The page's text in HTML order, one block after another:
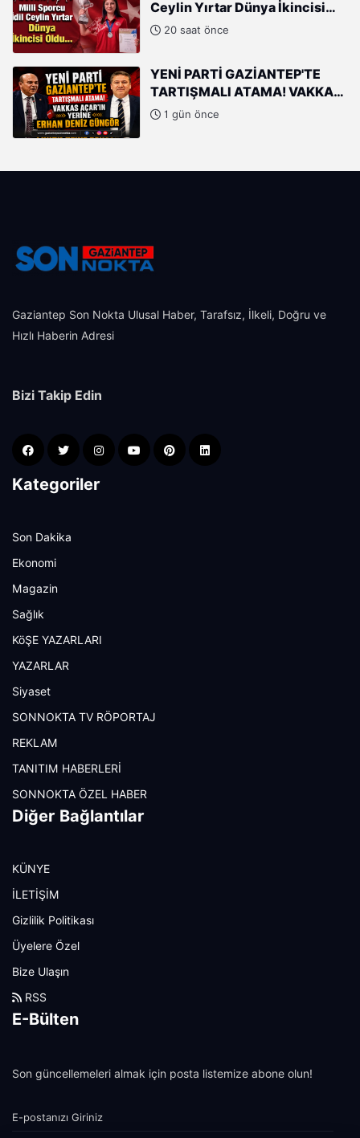
Ceylin Yırtar Dünya İkincisi
Oldu20 saat önce
YENİ PARTİ GAZİANTEP'TE
TARTIŞMALI ATAMA! VAKKAS
AÇAR'IN YERİNE ERHAN DENİZ
1 gün önce
Gaziantep Son Nokta Ulusal Haber, Tarafsız, İlkeli, Doğru ve
Hızlı Haberin Adresi
Bizi Takip Edin
Kategoriler
Son Dakika
Ekonomi
Magazin
Sağlık
KöŞE YAZARLARI
YAZARLAR
Siyaset
SONNOKTA TV RÖPORTAJ
REKLAM
TANITIM HABERLERİ
SONNOKTA ÖZEL HABER
Diğer Bağlantılar
KÜNYE
İLETİŞİM
Gizlilik Politikası
Üyelere Özel
Bize Ulaşın
RSS
E-Bülten
Son güncellemeleri almak için posta listemize abone olun!